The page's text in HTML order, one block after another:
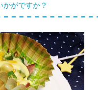
がですか？